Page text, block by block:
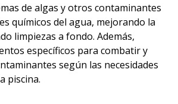
de algas y otros contaminantes
químicos del agua, mejorando la
limpiezas a fondo. Además,
específicos para combatir y
según las necesidades
piscina.